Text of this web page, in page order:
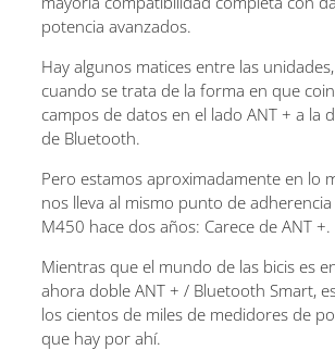
potencia avanzados.
Hay algunos matices entre las
cuando se trata de la forma en que
campos de datos en el lado ANT + a la
de Bluetooth.
Pero estamos aproximadamente en lo
nos lleva al mismo punto de
M450 hace dos años: Carece de ANT +.
Mientras que el mundo de las bicis es
ahora doble ANT + / Bluetooth Smart,
los cientos de miles de medidores de
que hay por ahí.